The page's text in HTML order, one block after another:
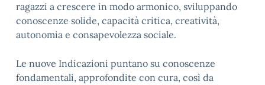
ragazzi a crescere in modo armonico, sviluppando
conoscenze solide, capacità critica, creatività,
autonomia e consapevolezza sociale.
Le nuove Indicazioni puntano su conoscenze
fondamentali, approfondite con cura, così da